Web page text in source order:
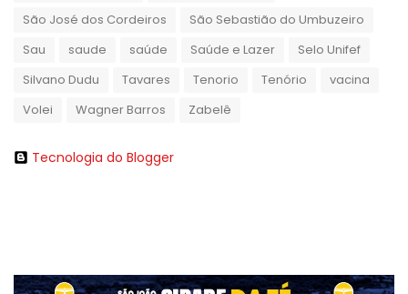
São José dos Cordeiros
São Sebastião do Umbuzeiro
Sau
saude saúde Saúde e Lazer
Selo Unifef
Silvano Dudu
Tavares Tenorio Tenório
vacina
Volei
Wagner Barros Zabelê
Tecnologia do Blogger